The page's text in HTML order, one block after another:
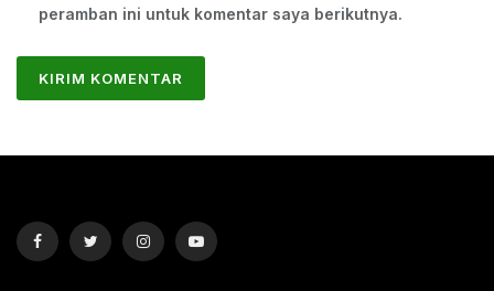
peramban ini untuk komentar saya berikutnya.